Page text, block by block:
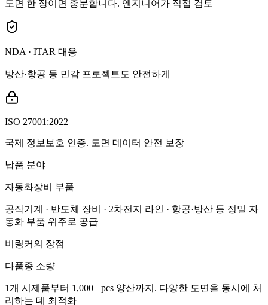
도면 한 장이면 충분합니다. 엔지니어가 직접 검토
NDA · ITAR 대응
방산·항공 등 민감 프로젝트도 안전하게
ISO 27001:2022
국제 정보보호 인증. 도면 데이터 안전 보장
납품 분야
자동화장비 부품
공작기계 · 반도체 장비 · 2차전지 라인 · 항공·방산 등 정밀 자
동화 부품 위주로 공급
비링커의 장점
다품종 소량
1개 시제품부터 1,000+ pcs 양산까지. 다양한 도면을 동시에 처
리하는 데 최적화